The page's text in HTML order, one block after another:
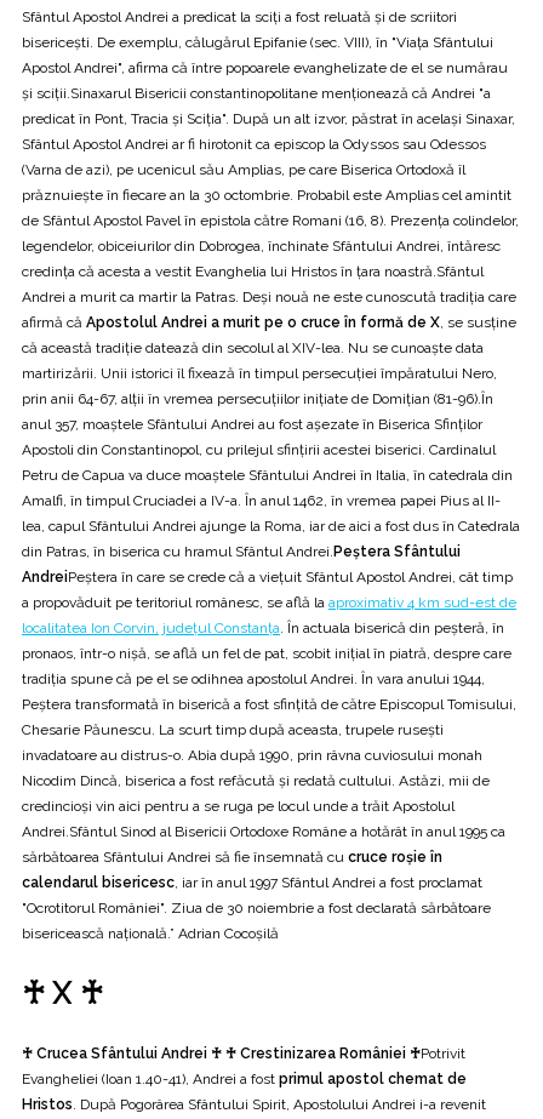
Sfântul Apostol Andrei a predicat la sciți a fost reluată și de scriitori
bisericești. De exemplu, călugărul Epifanie (sec. VIII), în "Viața Sfântului
Apostol Andrei", afirma că între popoarele evanghelizate de el se numărau
și sciții.Sinaxarul Bisericii constantinopolitane menționează că Andrei "a
predicat în Pont, Tracia și Sciția". După un alt izvor, păstrat în același Sinaxar,
Sfântul Apostol Andrei ar fi hirotonit ca episcop la Odyssos sau Odessos
(Varna de azi), pe ucenicul său Amplias, pe care Biserica Ortodoxă îl
prăznuiește în fiecare an la 30 octombrie. Probabil este Amplias cel amintit
de Sfântul Apostol Pavel în epistola către Romani (16, 8). Prezența colindelor,
legendelor, obiceiurilor din Dobrogea, închinate Sfântului Andrei, întăresc
credința că acesta a vestit Evanghelia lui Hristos în țara noastră.Sfântul
Andrei a murit ca martir la Patras. Deși nouă ne este cunoscută tradiția care
afirmă că Apostolul Andrei a murit pe o cruce în formă de X , se susține
că această tradiție datează din secolul al XIV-lea. Nu se cunoaște data
martirizării. Unii istorici îl fixează în timpul persecuției împăratului Nero,
prin anii 64-67, alții în vremea persecuțiilor inițiate de Domițian (81-96).În
anul 357, moaștele Sfântului Andrei au fost așezate în Biserica Sfinților
Apostoli din Constantinopol, cu prilejul sfințirii acestei biserici. Cardinalul
Petru de Capua va duce moaștele Sfântului Andrei în Italia, în catedrala din
Amalfi, în timpul Cruciadei a IV-a. În anul 1462, în vremea papei Pius al II-
lea, capul Sfântului Andrei ajunge la Roma, iar de aici a fost dus în Catedrala
din Patras, în biserica cu hramul Sfântul Andrei. Peștera Sfântului
AndreiPeștera în care se crede că a viețuit Sfântul Apostol Andrei, cât timp
a propovăduit pe teritoriul românesc, se află la aproximativ 4 km sud-est de
localitatea Ion Corvin, județul Constanța . În actuala biserică din peșteră, în
pronaos, într-o nișă, se află un fel de pat, scobit inițial în piatră, despre care
tradiția spune că pe el se odihnea apostolul Andrei. În vara anului 1944,
Peștera transformată în biserică a fost sfințită de către Episcopul Tomisului,
Chesarie Păunescu. La scurt timp după aceasta, trupele rusești
invadatoare au distrus-o. Abia după 1990, prin râvna cuviosului monah
Nicodim Dincă, biserica a fost refăcută și redată cultului. Astăzi, mii de
credincioși vin aici pentru a se ruga pe locul unde a trăit Apostolul
Andrei.Sfântul Sinod al Bisericii Ortodoxe Române a hotărât în anul 1995 ca
sărbătoarea Sfântului Andrei să fie însemnată cu cruce roșie în
calendarul bisericesc , iar în anul 1997 Sfântul Andrei a fost proclamat
"Ocrotitorul României". Ziua de 30 noiembrie a fost declarată sărbătoare
bisericească națională.” Adrian Cocoșilă
♰ X ♰
♰ Crucea Sfântului Andrei ♰ ♰ Crestinizarea României ♰Potrivit
Evangheliei (Ioan 1.40-41), Andrei a fost primul apostol chemat de
Hristos. După Pogorârea Sfântului Spirit, Apostolului Andrei i-a revenit